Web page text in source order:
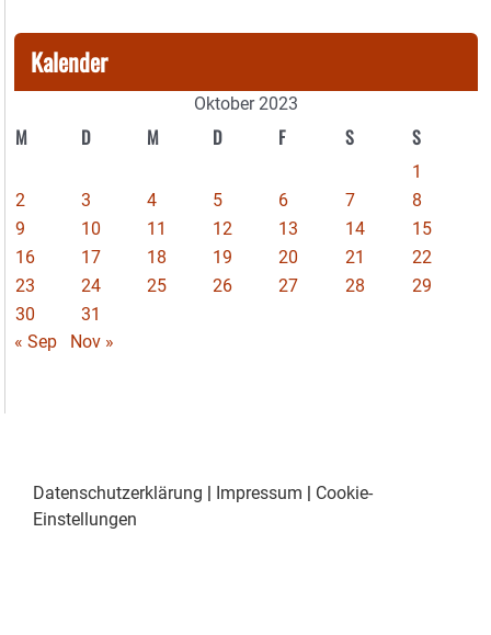
Kalender
Oktober 2023
M D M D F S S
1
2
3 4 5 6 7
8
9
10 11 12 13 14
15
16
17 18 19 20 21
22
23
24 25 26 27 28
29
30
31
« Sep
Nov »
Datenschutzerklärung Impressum
Cookie-
Einstellungen